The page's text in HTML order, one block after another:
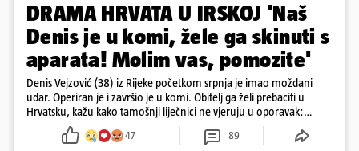
DRAMA HRVATA U IRSKOJ 'Naš
Denis je u komi, žele ga skinuti s
aparata! Molim vas, pomozite'
Denis Vejzović (38) iz Rijeke početkom srpnja je imao moždani
udar. Operiran je i završio je u komi. Obitelj ga želi prebaciti u
Hrvatsku, kažu kako tamošnji liječnici ne vjeruju u oporavak:
'Imamo 72 sata'
47 89